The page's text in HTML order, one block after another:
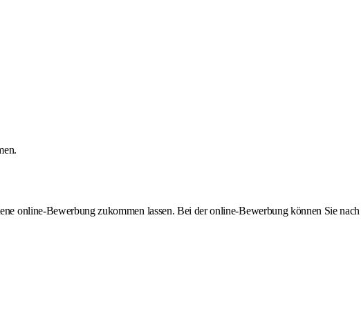
online-Bewerbung zukommen lassen. Bei der online-Bewerbung können Sie nach